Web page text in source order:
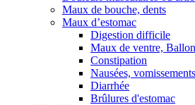
Maux de bouche, dents
Maux d’estomac
Digestion difficile
Maux de ventre,
Constipation
Nausées, vomissements
Diarrhée
Brûlures d'estomac